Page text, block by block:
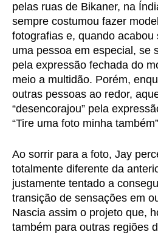
pelas ruas de Bikaner, na
sempre costumou fazer
fotografias e, quando
uma pessoa em especial, se
pela expressão fechada do
meio a multidão. Porém,
outras pessoas ao redor,
“desencorajou” pela
“Tire uma foto minha
Ao sorrir para a foto, Jay
totalmente diferente da
justamente tentado a
transição de sensações em
Nascia assim o projeto que,
também para outras regiões